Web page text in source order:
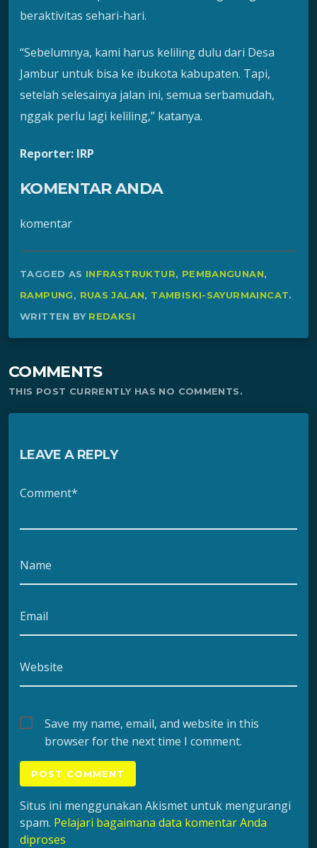
beraktivitas sehari-hari.
“Sebelumnya, kami harus keliling dulu dari Desa
Jambur untuk bisa ke ibukota kabupaten. Tapi,
setelah selesainya jalan ini, semua serbamudah,
nggak perlu lagi keliling,” katanya.
Reporter: IRP
KOMENTAR ANDA
komentar
TAGGED AS INFRASTRUKTUR, PEMBANGUNAN,
RAMPUNG, RUAS JALAN, TAMBISKI-SAYURMAINCAT.
WRITTEN BY REDAKSI
COMMENTS
THIS POST CURRENTLY HAS NO COMMENTS.
LEAVE A REPLY
Comment*
Name
Email
Website
Save my name, email, and website in this
browser for the next time I comment.
Situs ini menggunakan Akismet untuk mengurangi
spam. Pelajari bagaimana data komentar Anda
diproses